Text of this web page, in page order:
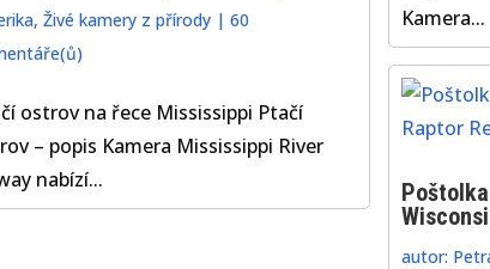
, Živé kamery z přírody| 60
ostrov na řece Mississippi Ptačí
– popis Kamera Mississippi River
nabízí...
Kamera...
autor: